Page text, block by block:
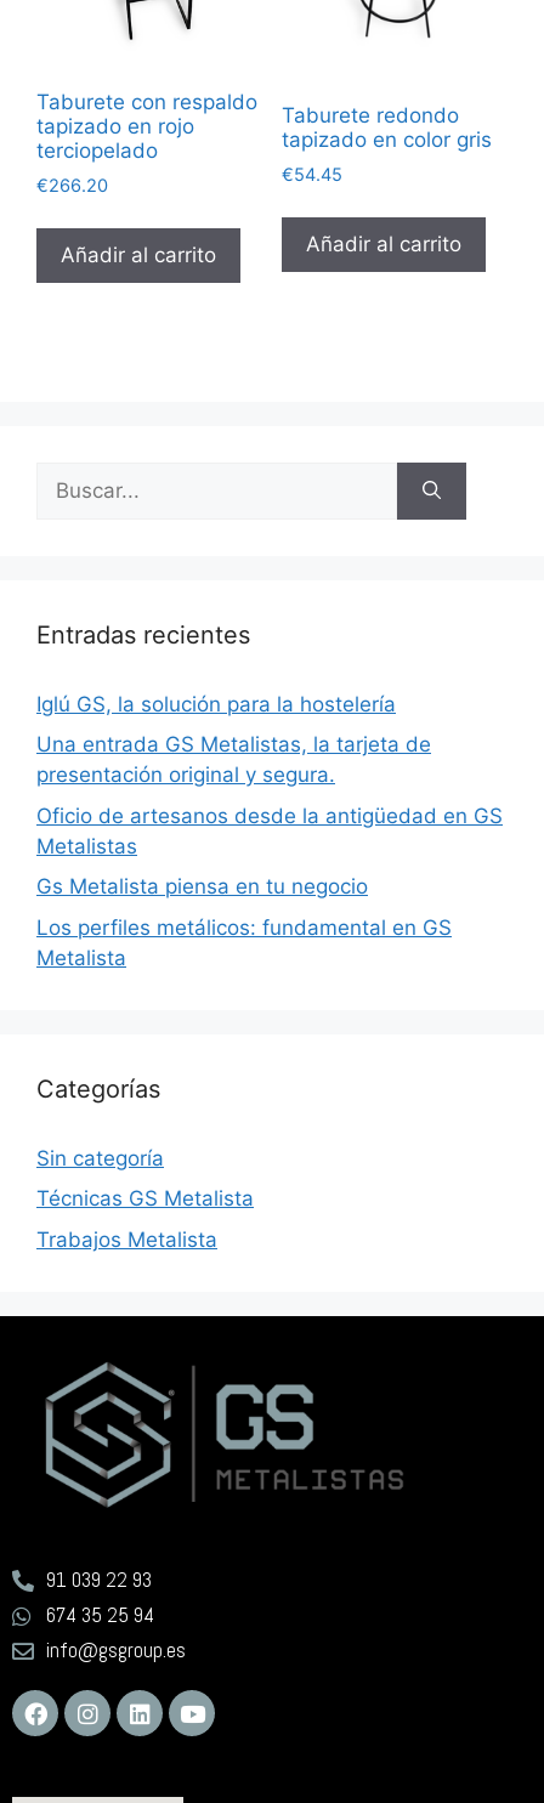
Taburete con respaldo
tapizado en rojo
terciopelado
€266.20
Añadir al carrito
Taburete redondo
tapizado en color gris
€54.45
Añadir al carrito
Entradas recientes
Iglú GS, la solución para la hostelería
Una entrada GS Metalistas, la tarjeta de
presentación original y segura.
Oficio de artesanos desde la antigüedad en GS
Metalistas
Gs Metalista piensa en tu negocio
Los perfiles metálicos: fundamental en GS
Metalista
Categorías
Sin categoría
Técnicas GS Metalista
Trabajos Metalista
91 039 22 93
674 35 25 94
info@gsgroup.es